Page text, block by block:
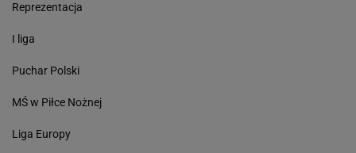
Reprezentacja
I liga
Puchar Polski
MŚ w Piłce Nożnej
Liga Europy